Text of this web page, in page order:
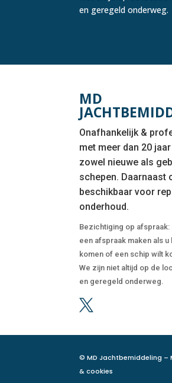
en geregeld onderweg.
MD
Onafhankelijk &
met meer dan 20
zowel nieuwe als
schepen. Daarnaast
beschikbaar voor
onderhoud.
Bezichtiging op afspraak:
een afspraak maken als u
komen of een schip wilt
We zijn niet altijd op de
en geregeld onderweg.

© MD Jachtbemiddeling –
& cookies